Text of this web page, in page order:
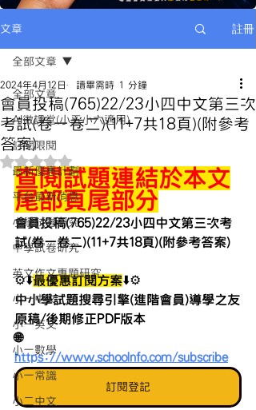
文章 註冊
全部文章
AI微課堂(小五小六適用)
訂閱限閱
最新優惠計劃
平台最新消息
小學試卷研究
中學試卷研究
英文作文專題研究
小一中文
小一英文
小一數學
小一常識
小二中文
全部文章
會員投稿(765)22/23小四中文第三次
考試(卷一卷二)(11+7共18頁)(附參考
答案)
2024年4月12日 讀畢需時 1 分鐘
評等為 NaN（最高為 5 顆星）。
查閱試題連結於本文
尾部頁尾部分
會員投稿(765)22/23小四中文第三次考
試(卷一卷二)(11+7共18頁)(附參考答案)
⚙️⬇️最優惠訂閱方案⬇️⚙️
中小學試題搜尋引擎(進階會員)導學之友
原稿/後期修正PDF版本
🌐
https://www.schoolnfo.com/subscribe
訂閱登記